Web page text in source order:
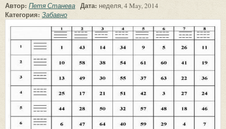
Автор: Петя Станева Дата: неделя, 4 May, 2014
Категория: Забавно